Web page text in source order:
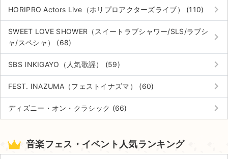
HORIPRO Actors Live（ホリプロアクターズライブ） (110) keyboard_arrow_right
SWEET LOVE SHOWER（スイートラブシャワー/SLS/ラブシ
ャ/スペシャ） (68)
keyboard_arrow_right
SBS INKIGAYO（人気歌謡） (59) keyboard_arrow_right
FEST. INAZUMA（フェストイナズマ） (60) keyboard_arrow_right
ディズニー・オン・クラシック (66) keyboard_arrow_right
音楽フェス・イベント人気ランキング